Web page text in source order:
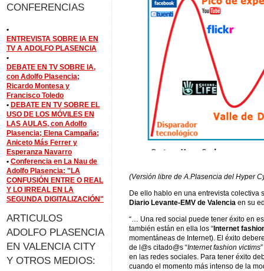
(Versión libre de A.Plasencia del Hyper
De ello hablo en una entrevista
Diario Levante-EMV de Valencia en su
“… Una red social puede tener éxito en
también están en ella los “ Internet
momentáneas de Internet). El éxito
de l@s citado@s “Internet fashion victims
en las redes sociales. Para tener éxito
cuando el momento más intenso de la
CONFERENCIAS
•
ENTREVISTA SOBRE IA EN
TV A ADOLFO PLASENCIA
•
DEBATE EN TV SOBRE IA,
con Adolfo Plasencia;
Ricardo Montesa y
Francisco Toledo
• DEBATE EN TV SOBRE EL
USO DE LOS MÓVILES EN
LAS AULAS, con Adolfo
Plasencia; Elena Campaña;
Aniceto Más Ferrer y
Esperanza Navarro
• Conferencia en La Nau de
Adolfo Plasencia: "LA
CONFUSIÓN ENTRE O REAL
Y LO IRREAL EN LA
SEGUNDA DIGITALIZACIÓN"
ARTICULOS
ADOLFO PLASENCIA
EN VALENCIA CITY
Y OTROS MEDIOS: